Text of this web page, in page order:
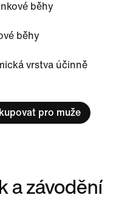
běhy
běhy
vrstva účinně
pro muže
a závodění